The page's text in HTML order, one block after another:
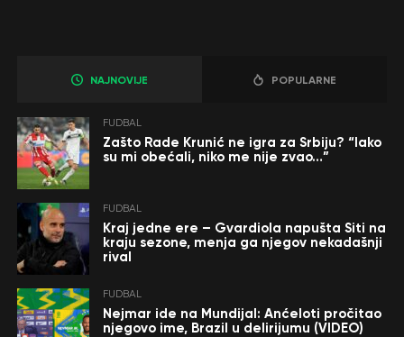
NAJNOVIJE POPULARNE
FUDBAL
Zašto Rade Krunić ne igra za Srbiju? “Iako
su mi obećali, niko me nije zvao…”
FUDBAL
Kraj jedne ere – Gvardiola napušta Siti na
kraju sezone, menja ga njegov nekadašnji
rival
FUDBAL
Nejmar ide na Mundijal: Anćeloti pročitao
njegovo ime, Brazil u delirijumu (VIDEO)